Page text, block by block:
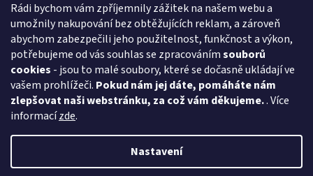
Rádi bychom vám zpříjemnily zážitek na našem webu a
umožnily nakupování bez obtěžujících reklam, a zároveň
abychom zabezpečili jeho použitelnost, funkčnost a výkon,
potřebujeme od vás souhlas se zpracovánímsouborů
cookies - jsou to malé soubory, které se dočasně ukládají ve
vašem prohlížeči. Pokud nám jej dáte, pomáháte nám
zlepšovat naši webstránku, za což vám děkujeme.. Více
informacízde.
Nastavení
PŘIHLÁSIT SE
toysforkids.cz Ochrana osobních údajů